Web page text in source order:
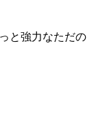
と強力なただの